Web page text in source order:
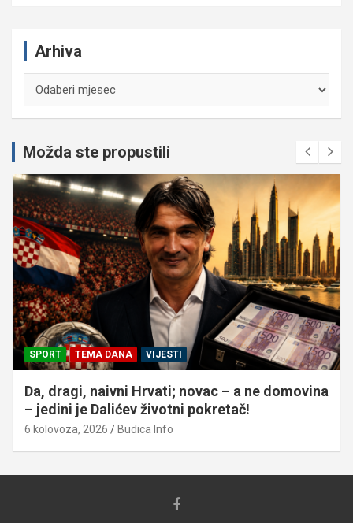
Arhiva
Možda ste propustili
SPORT TEMA DANA VIJESTI
Da, dragi, naivni Hrvati; novac – a ne domovina
– jedini je Dalićev životni pokretač!
6 kolovoza, 2026 Budica Info